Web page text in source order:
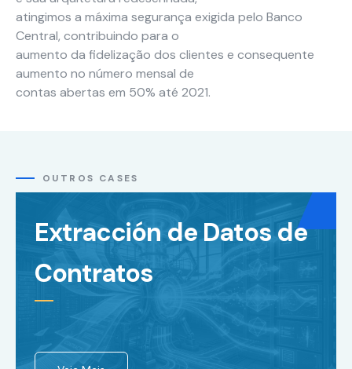
atingimos a máxima segurança exigida pelo Banco
Central, contribuindo para o
aumento da fidelização dos clientes e consequente
aumento no número mensal de
contas abertas em 50% até 2021.
OUTROS CASES
Extracción de Datos de
Contratos
do site, com
base em
como o site é
usado.
melhor
possível
visita. Se você
recusar esses
algumas
desaparecerão